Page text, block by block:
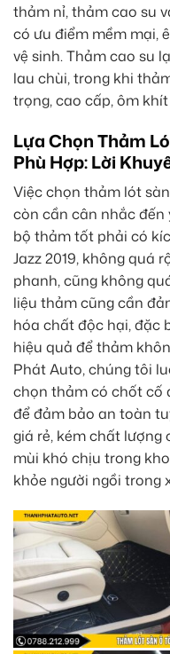
thảm nỉ, thảm cao su
có ưu điểm mềm mại,
vệ sinh. Thảm cao su
lau chùi, trong khi
trọng, cao cấp, ôm
Lựa Chọn Thảm
Phù Hợp: Lời
Việc chọn thảm lót
còn cần cân nhắc đến
bộ thảm tốt phải có
Jazz 2019, không quá
phanh, cũng không
liệu thảm cũng cần
hóa chất độc hại, đặc
hiệu quả để thảm
Phát Auto, chúng tôi
chọn thảm có chốt cố
để đảm bảo an toàn
giá rẻ, kém chất
mùi khó chịu trong
khỏe người ngồi trong